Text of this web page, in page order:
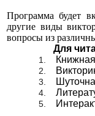
Программа будет
другие виды
вопросы из
Для
1.
2.
3.
4.
5.